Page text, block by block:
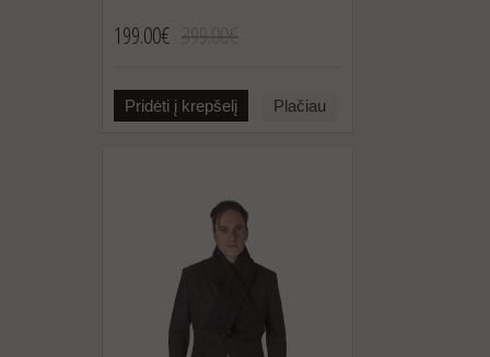
199.00€
Pridėti į krepšelį Plačiau